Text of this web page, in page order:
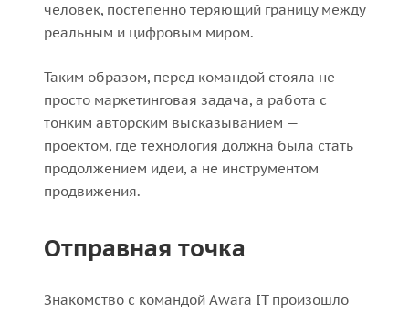
человек, постепенно теряющий границу между
реальным и цифровым миром.
Таким образом, перед командой стояла не
просто маркетинговая задача, а работа с
тонким авторским высказыванием —
проектом, где технология должна была стать
продолжением идеи, а не инструментом
продвижения.
Отправная точка
Знакомство с командой Awara IT произошло